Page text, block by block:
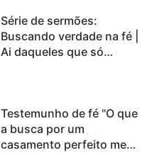
Série de sermões:
Buscando verdade na fé |
Ai daqueles que só
Testemunho de fé "O que
a busca por um
casamento perfeito me